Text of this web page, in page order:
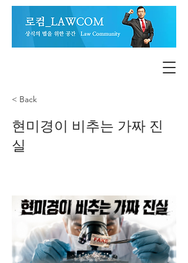
< Back
현미경이 비추는 가짜 진
실